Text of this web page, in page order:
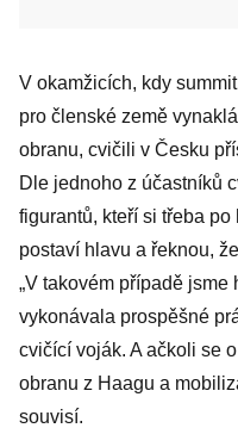
V okamžicích, kdy
pro členské země
obranu, cvičili v Česku
Dle jednoho z účastníků
figurantů, kteří si třeba
postaví hlavu a řeknou,
„V takovém případě
vykonávala prospěšné
cvičící voják. A ačkoli se
obranu z Haagu a
souvisí.